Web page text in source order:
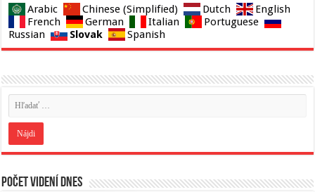
Arabic Chinese (Simplified) Dutch
English
French
German Italian
Portuguese
Russian
Slovak Spanish
Počet videní dnes